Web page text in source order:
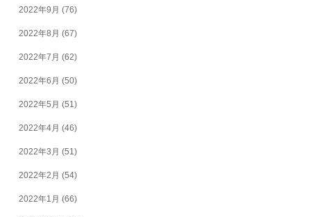
2022年9月 (76)
2022年8月 (67)
2022年7月 (62)
2022年6月 (50)
2022年5月 (51)
2022年4月 (46)
2022年3月 (51)
2022年2月 (54)
2022年1月 (66)